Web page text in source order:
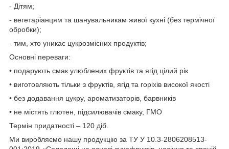
- Дітям;
- вегетаріанцям та шанувальникам живої кухні (без термічної
обробки);
- тим, хто уникає цукрозмісних продуктів;
Основні переваги:
• подарують смак улюблених фруктів та ягід цілий рік
• виготовляють тільки з фруктів, ягід та горіхів високої якості
• без додавання цукру, ароматизаторів, барвників
• не містять глютен, підсилювачів смаку, ГМО
Термін придатності – 120 діб.
Ми виробляємо нашу продукцію за ТУ У 10.3-2806208513-